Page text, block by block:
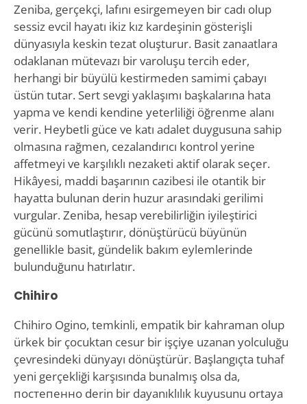
Zeniba, gerçekçi, lafını esirgemeyen bir cadı olup
sessiz evcil hayatı ikiz kız kardeşinin gösterişli
dünyasıyla keskin tezat oluşturur. Basit zanaatlara
odaklanan mütevazı bir varoluşu tercih eder,
herhangi bir büyülü kestirmeden samimi çabayı
üstün tutar. Sert sevgi yaklaşımı başkalarına hata
yapma ve kendi kendine yeterliliği öğrenme alanı
verir. Heybetli güce ve katı adalet duygusuna sahip
olmasına rağmen, cezalandırıcı kontrol yerine
affetmeyi ve karşılıklı nezaketi aktif olarak seçer.
Hikâyesi, maddi başarının cazibesi ile otantik bir
hayatta bulunan derin huzur arasındaki gerilimi
vurgular. Zeniba, hesap verebilirliğin iyileştirici
gücünü somutlaştırır, dönüştürücü büyünün
genellikle basit, gündelik bakım eylemlerinde
bulunduğunu hatırlatır.
Chihiro
Chihiro Ogino, temkinli, empatik bir kahraman olup
ürkek bir çocuktan cesur bir işçiye uzanan yolculuğu
çevresindeki dünyayı dönüştürür. Başlangıçta tuhaf
yeni gerçekliği karşısında bunalmış olsa da,
постепенно derin bir dayanıklılık kuyusunu ortaya